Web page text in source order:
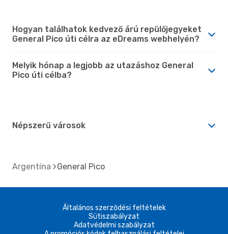
Hogyan találhatok kedvező árú repülőjegyeket
General Pico úti célra az eDreams webhelyén?
Melyik hónap a legjobb az utazáshoz General
Pico úti célba?
Népszerű városok
Argentína General Pico
Általános szerződési feltételek
Sütiszabályzat
Adatvédelmi szabályzat